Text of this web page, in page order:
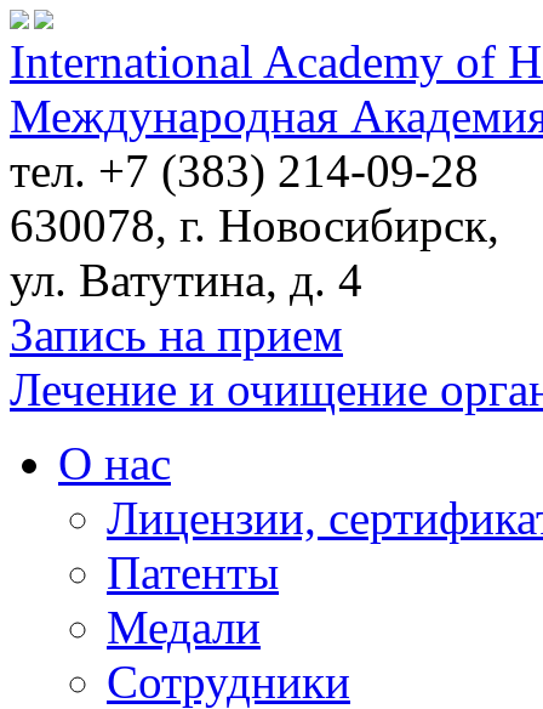
International Academy of
Международная
тел. +7 (383) 214-09-28
630078, г. Новосибирск,
ул. Ватутина, д. 4
Запись на прием
Лечение и очищение
О нас
Лицензии,
Патенты
Медали
Сотрудники